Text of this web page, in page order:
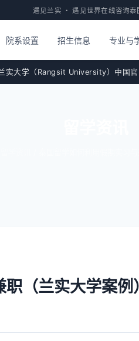
遇见兰实 · 遇见世界在线咨询泰
院系设置 招生信息 专业与
实大学（Rangsit University）中国官
（兰实大学案例）